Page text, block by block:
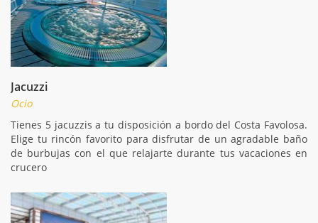
Jacuzzi
Ocio
Tienes 5 jacuzzis a tu disposición a bordo del Costa Favolosa.
Elige tu rincón favorito para disfrutar de un agradable baño
de burbujas con el que relajarte durante tus vacaciones en
crucero